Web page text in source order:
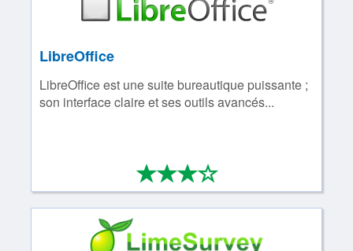
LibreOffice
LibreOffice est une suite bureautique puissante ;
son interface claire et ses outils avancés...
****
3/4